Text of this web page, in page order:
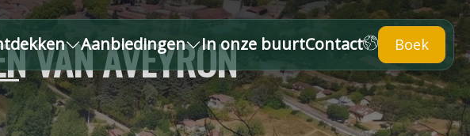
Aanbiedingen In onze buurtContact Boek
VAN AVEYRON